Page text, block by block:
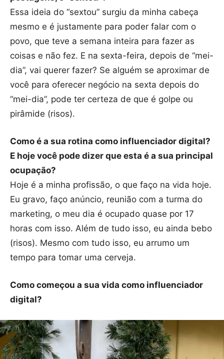
Essa ideia do “sextou” surgiu da minha cabeça
mesmo e é justamente para poder falar com o
povo, que teve a semana inteira para fazer as
coisas e não fez. E na sexta-feira, depois de “mei-
dia”, vai querer fazer? Se alguém se aproximar de
você para oferecer negócio na sexta depois do
“mei-dia”, pode ter certeza de que é golpe ou
pirâmide (risos).
Como é a sua rotina como influenciador digital?
E hoje você pode dizer que esta é a sua principal
ocupação?
Hoje é a minha profissão, o que faço na vida hoje.
Eu gravo, faço anúncio, reunião com a turma do
marketing, o meu dia é ocupado quase por 17
horas com isso. Além de tudo isso, eu ainda bebo
(risos). Mesmo com tudo isso, eu arrumo um
tempo para tomar uma cerveja.
Como começou a sua vida como influenciador
digital?